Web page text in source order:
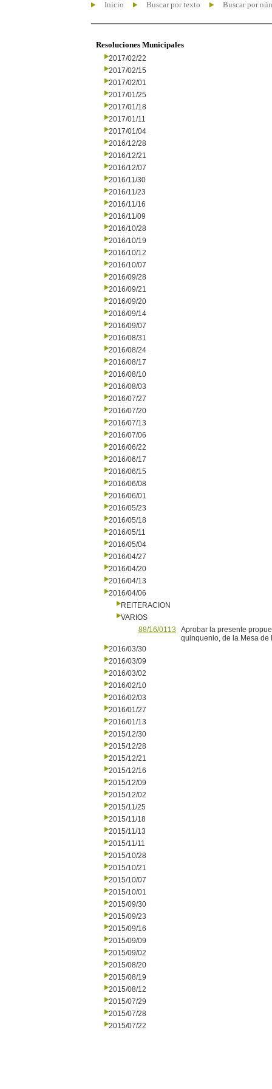
Inicio Buscar por texto Buscar por
Resoluciones Municipales
2017/02/22
2017/02/15
2017/02/01
2017/01/25
2017/01/18
2017/01/11
2017/01/04
2016/12/28
2016/12/21
2016/12/07
2016/11/30
2016/11/23
2016/11/16
2016/11/09
2016/10/28
2016/10/19
2016/10/12
2016/10/07
2016/09/28
2016/09/21
2016/09/20
2016/09/14
2016/09/07
2016/08/31
2016/08/24
2016/08/17
2016/08/10
2016/08/03
2016/07/27
2016/07/20
2016/07/13
2016/07/06
2016/06/22
2016/06/17
2016/06/15
2016/06/08
2016/06/01
2016/05/23
2016/05/18
2016/05/11
2016/05/04
2016/04/27
2016/04/20
2016/04/13
2016/04/06
REITERACION
VARIOS
88/16/0113
Aprobar la presente
quinquenio, de la Mesa de
2016/03/30
2016/03/09
2016/03/02
2016/02/10
2016/02/03
2016/01/27
2016/01/13
2015/12/30
2015/12/28
2015/12/21
2015/12/16
2015/12/09
2015/12/02
2015/11/25
2015/11/18
2015/11/13
2015/11/11
2015/10/28
2015/10/21
2015/10/07
2015/10/01
2015/09/30
2015/09/23
2015/09/16
2015/09/09
2015/09/02
2015/08/20
2015/08/19
2015/08/12
2015/07/29
2015/07/28
2015/07/22